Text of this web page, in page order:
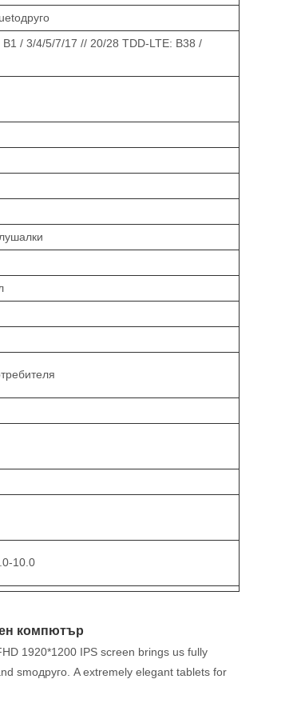
друго
/ 3/4/5/7/17 // 20/28 TDD-LTE: B38 /
10.0
компютър
1920*1200 IPS screen brings us fully
smoдруго. A extremely elegant tablets for